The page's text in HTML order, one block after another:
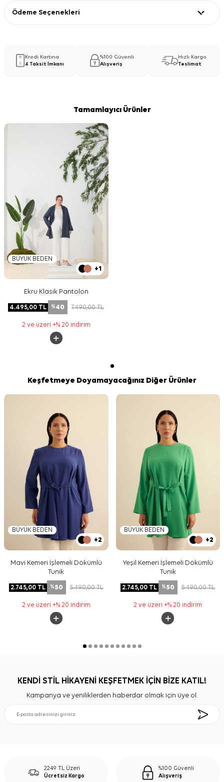
Ödeme Seçenekleri
Kredi Kartına
4 Taksit İmkanı
%100 Güvenli
Alışveriş
Hızlı Kargo
Teslimat
Tamamlayıcı Ürünler
BÜYÜK BEDEN
+1
Ekru Klasik Pantolon
4.495,00 TL %40 7.490,00TL
2 ve üzeri +% 20 indirim
Keşfetmeye Doyamayacağınız Diğer Ürünler
BÜYÜK BEDEN
+2
Mavi Kemeri İşlemeli Dökümlü
Tunik
2.745,00TL %50 5.490,00TL
2 ve üzeri +% 20 indirim
BÜYÜK BEDEN
+2
Yeşil Kemeri İşlemeli Dökümlü
Tunik
2.745,00 TL %50 5.490,00TL
2 ve üzeri +% 20 indirim
KENDİ STİL HİKAYENİ KEŞFETMEK İÇİN BİZE KATIL!
Kampanya ve yeniliklerden haberdar olmak için üye ol.
2249 TL Üzeri
Ücretsiz Kargo
%100 Güvenli
Alışveriş